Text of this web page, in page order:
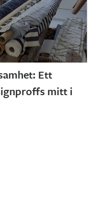
Ett
mitt i